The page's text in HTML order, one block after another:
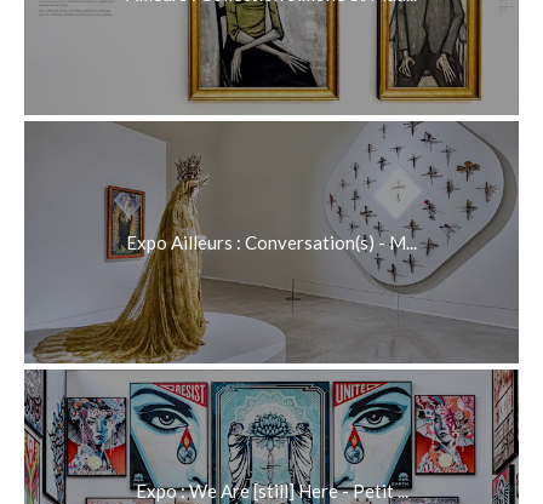
Expo Ailleurs : Conversation(s) - M...
Expo : We Are [still] Here - Petit ...